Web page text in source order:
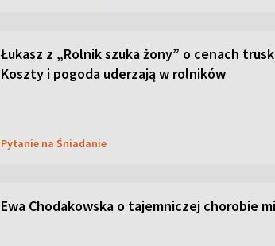
Łukasz z „Rolnik szuka żony” o cenach
Koszty i pogoda uderzają w rolników
Pytanie na Śniadanie
Ewa Chodakowska o tajemniczej chorobie